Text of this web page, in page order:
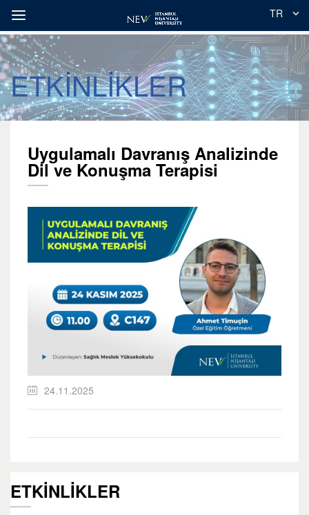
TR
ETKİNLİKLER
Uygulamalı Davranış Analizinde
Dil ve Konuşma Terapisi
24.11.2025
ETKİNLİKLER